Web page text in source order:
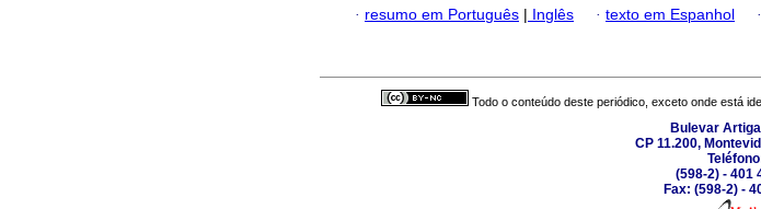
· resumo em Português Inglês · texto em Espanhol ·
Todo o conteúdo deste periódico, exceto onde está
Bulevar
CP 11.200,
(598-2) - 401
Fax: (598-2) -